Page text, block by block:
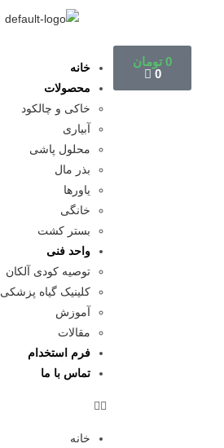
0 تومان
0
خانه
محصولات
خاکی و چالکود
آبیاری
محلول پاشی
بذر مال
یاورها
خانگی
بستر کشت
واحد فنی
توصیه کودی آلکان
کلینیک گیاه پزشکی
آموزش
مقالات
فرم استخدام
تماس با ما
خانه